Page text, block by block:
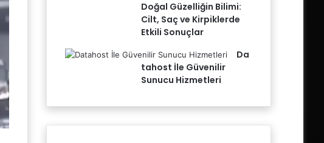
Doğal Güzelliğin Bilimi:
Cilt, Saç ve Kirpiklerde
Etkili Sonuçlar
Da
tahost İle Güvenilir
Sunucu Hizmetleri